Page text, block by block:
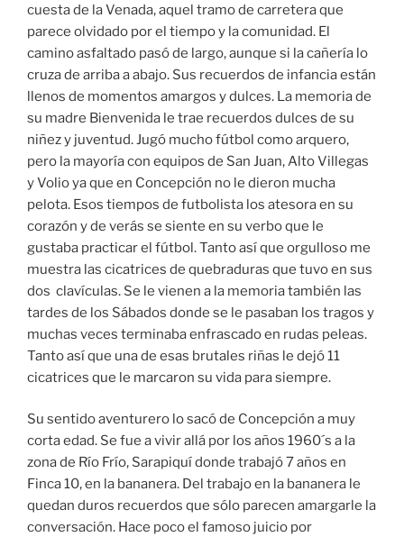
cuesta de la Venada, aquel tramo de carretera que
parece olvidado por el tiempo y la comunidad. El
camino asfaltado pasó de largo, aunque si la cañería lo
cruza de arriba a abajo. Sus recuerdos de infancia están
llenos de momentos amargos y dulces. La memoria de
su madre Bienvenida le trae recuerdos dulces de su
niñez y juventud. Jugó mucho fútbol como arquero,
pero la mayoría con equipos de San Juan, Alto Villegas
y Volio ya que en Concepción no le dieron mucha
pelota. Esos tiempos de futbolista los atesora en su
corazón y de verás se siente en su verbo que le
gustaba practicar el fútbol. Tanto así que orgulloso me
muestra las cicatrices de quebraduras que tuvo en sus
dos clavículas. Se le vienen a la memoria también las
tardes de los Sábados donde se le pasaban los tragos y
muchas veces terminaba enfrascado en rudas peleas.
Tanto así que una de esas brutales riñas le dejó 11
cicatrices que le marcaron su vida para siempre.
Su sentido aventurero lo sacó de Concepción a muy
corta edad. Se fue a vivir allá por los años 1960´s a la
zona de Río Frío, Sarapiquí donde trabajó 7 años en
Finca 10, en la bananera. Del trabajo en la bananera le
quedan duros recuerdos que sólo parecen amargarle la
conversación. Hace poco el famoso juicio por